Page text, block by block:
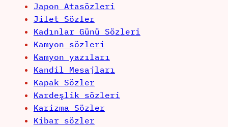
Japon Atasözleri
Jilet Sözler
Kadınlar Günü Sözleri
Kamyon sözleri
Kamyon yazıları
Kandil Mesajları
Kapak Sözler
Kardeşlik sözleri
Karizma Sözler
Kibar sözler